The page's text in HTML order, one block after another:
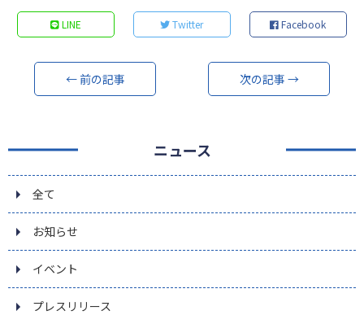
LINE Twitter Facebook
← 前の記事 次の記事 →
ニュース
全て
お知らせ
イベント
プレスリリース